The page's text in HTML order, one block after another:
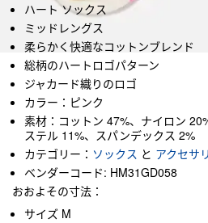
ハート ソックス
ミッドレングス
柔らかく快適なコットンブレンド
総柄のハートロゴパターン
ジャカード織りのロゴ
カラー：ピンク
素材：コットン 47%、ナイロン
ステル 11%、スパンデックス 2%
カテゴリー： ソックス と アクセサ
ベンダーコード: HM31GD058
おおよその寸法：
サイズ M